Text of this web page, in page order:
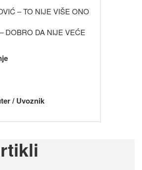
– TO NIJE VIŠE ONO
DOBRO DA NIJE VEĆE
/ Uvoznik